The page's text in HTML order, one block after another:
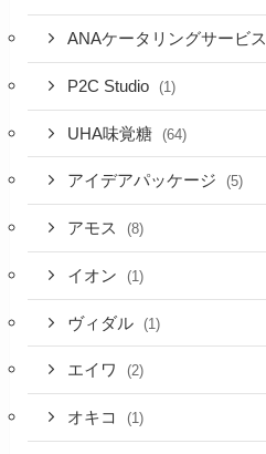
ANAケータリングサービス
P2C Studio (1)
UHA味覚糖 (64)
アイデアパッケージ (5)
アモス (8)
イオン (1)
ヴィダル (1)
エイワ (2)
オキコ (1)